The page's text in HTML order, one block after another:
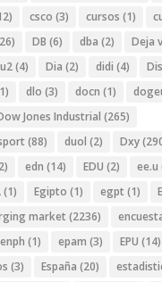
csco (3) cursos (1)
DB (6) dba (2) Deja
(4) Dia (2) didi (4) Dis
dlo (3) docn (1)
Jones Industrial (265)
(88) duol (2) Dxy
edn (14) EDU (2) ee.u
(1) Egipto (1) egpt (1)
market (2236)
enph (1) epam (3) EPU (14)
(3) España (20)